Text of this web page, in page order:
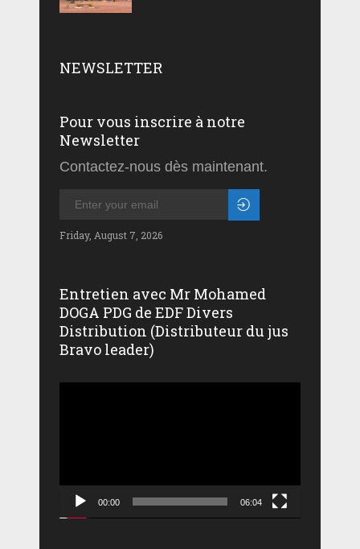
NEWSLETTER
Pour vous inscrire à notre
Newsletter
Contactez-nous dès maintenant.
Friday, August 7, 2026
Entretien avec Mr Mohamed
DOGA PDG de EDF Divers
Distribution (Distributeur du jus
Bravo leader)
00:00 06:04